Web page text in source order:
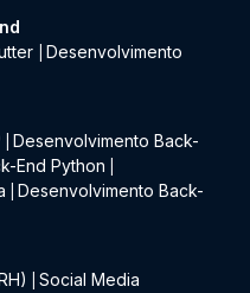
Desenvolvimento
Desenvolvimento Back-
End Python
Desenvolvimento Back-
Social Media